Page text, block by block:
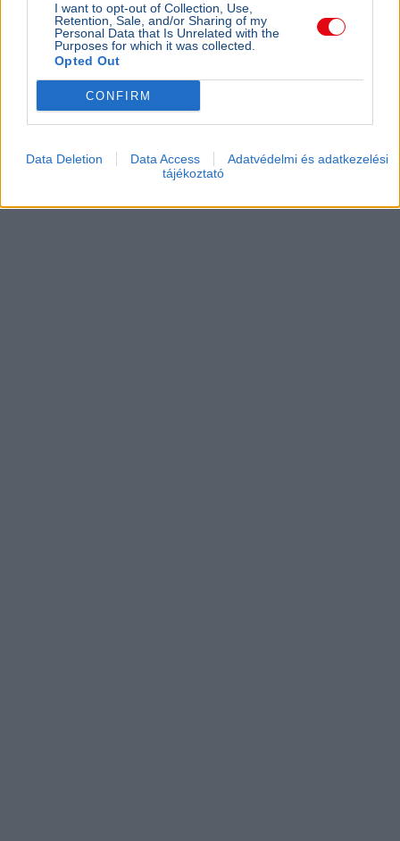
I want to opt-out of Collection, Use,
Retention, Sale, and/or Sharing of my
Personal Data that Is Unrelated with the
Purposes for which it was collected.
Opted Out
CONFIRM
Data Deletion Data Access
Adatvédelmi és adatkezelési
tájékoztató